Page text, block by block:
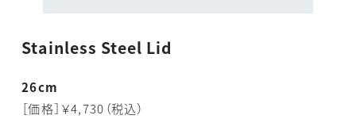
Stainless Steel Lid
26cm
［価格］￥4,730（税込）